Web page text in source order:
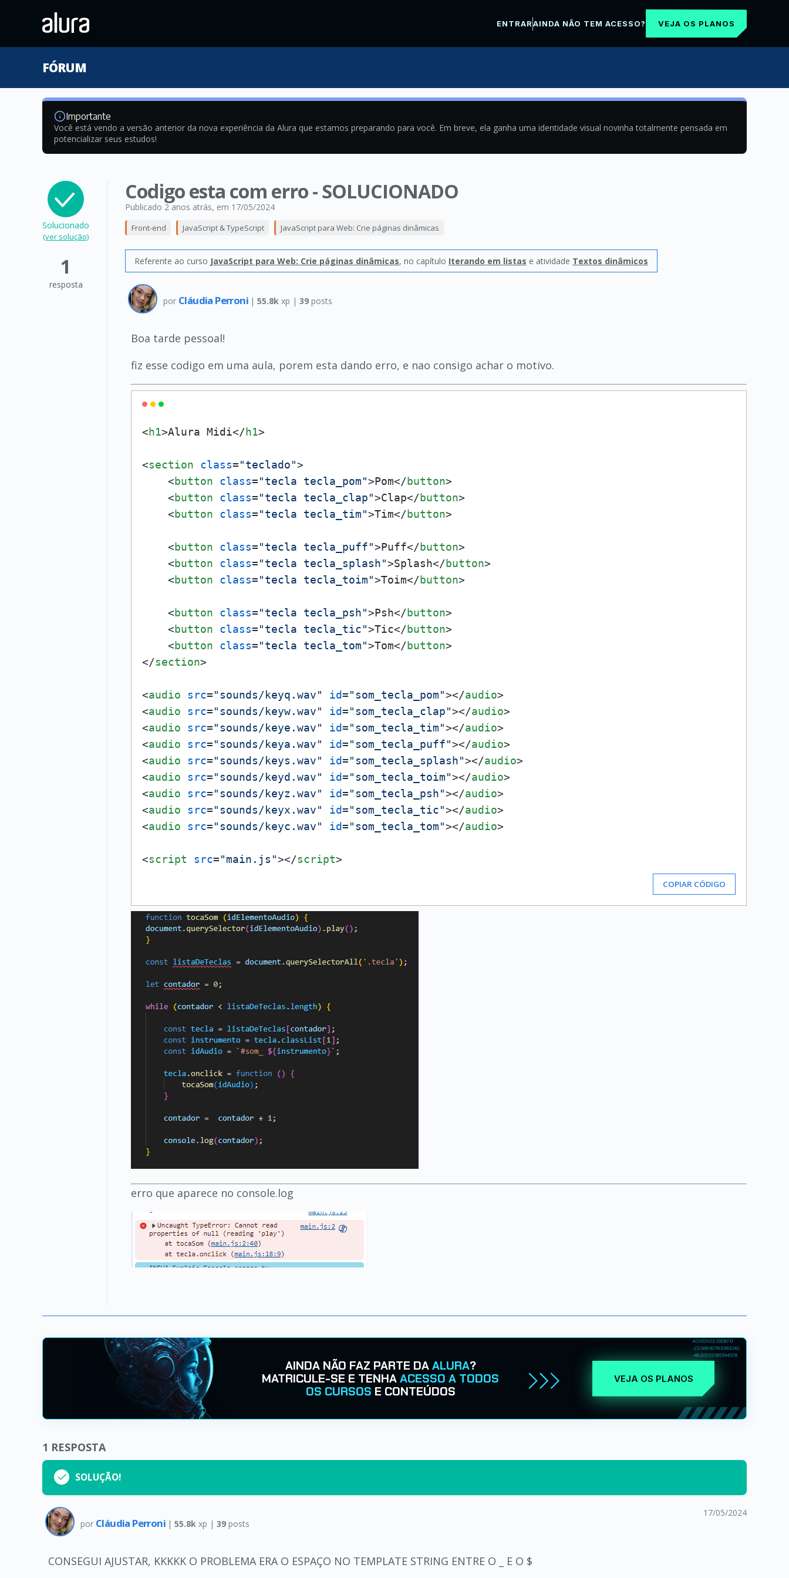
ENTRARAINDA NÃO TEM ACESSO? VEJA OS PLANOS
FÓRUM
Importante
Você está vendo a versão anterior da nova experiência da Alura que estamos preparando para você. Em breve, ela ganha uma identidade visual novinha totalmente pensada em
potencializar seus estudos!
Solucionado
(ver solução)
1
resposta
Codigo esta com erro - SOLUCIONADO
Publicado 2 anos atrás, em 17/05/2024
Front-end JavaScript & TypeScript JavaScript para Web: Crie páginas dinâmicas
Referente ao curso JavaScript para Web: Crie páginas dinâmicas, no capítulo Iterando em listas e atividade Textos dinâmicos
por Cláudia Perroni |55.8k xp |39 posts
Boa tarde pessoal!
fiz esse codigo em uma aula, porem esta dando erro, e nao consigo achar o motivo.
<h1>Alura Midi</h1>
<section class="teclado">
<button class="tecla tecla_pom">Pom</button>
<button class="tecla tecla_clap">Clap</button>
<button class="tecla tecla_tim">Tim</button>
<button class="tecla tecla_puff">Puff</button>
<button class="tecla tecla_splash">Splash</button>
<button class="tecla tecla_toim">Toim</button>
<button class="tecla tecla_psh">Psh</button>
<button class="tecla tecla_tic">Tic</button>
<button class="tecla tecla_tom">Tom</button>
</section>
<audio src="sounds/keyq.wav" id="som_tecla_pom"></audio>
<audio src="sounds/keyw.wav" id="som_tecla_clap"></audio>
<audio src="sounds/keye.wav" id="som_tecla_tim"></audio>
<audio src="sounds/keya.wav" id="som_tecla_puff"></audio>
<audio src="sounds/keys.wav" id="som_tecla_splash"></audio>
<audio src="sounds/keyd.wav" id="som_tecla_toim"></audio>
<audio src="sounds/keyz.wav" id="som_tecla_psh"></audio>
<audio src="sounds/keyx.wav" id="som_tecla_tic"></audio>
<audio src="sounds/keyc.wav" id="som_tecla_tom"></audio>
<script src="main.js"></script>
COPIAR CÓDIGO
erro que aparece no console.log
AINDA NÃO FAZ PARTE DAALURA?
MATRICULE-SE E TENHAACESSO A TODOS
OS CURSOS E CONTEÚDOS
VEJA OS PLANOS
1 RESPOSTA
SOLUÇÃO!
por Cláudia Perroni |55.8k xp |39 posts
17/05/2024
CONSEGUI AJUSTAR, KKKKK O PROBLEMA ERA O ESPAÇO NO TEMPLATE STRING ENTRE O _ E O $